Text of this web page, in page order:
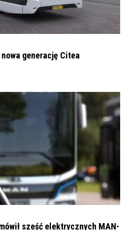
generację Citea
sześć elektrycznych MAN-